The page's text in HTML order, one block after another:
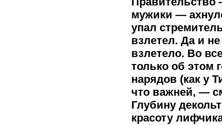
мужики —
упал
взлетел. Да и
взлетело. Во
только об этом
нарядов (как у
что важней, —
Глубину
красоту